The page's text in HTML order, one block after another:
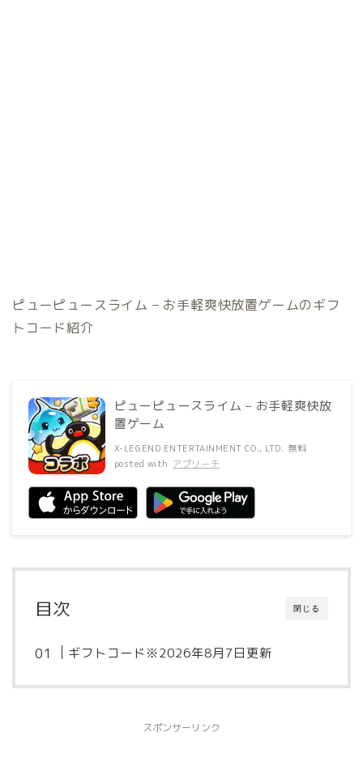
ピューピュースライム – お手軽爽快放置ゲームのギフ
トコード紹介
ピューピュースライム – お手軽爽快放
置ゲーム
X-LEGEND ENTERTAINMENT CO., LTD. 無料
posted with アプリーチ
閉じる
目次
ギフトコード※2026年8月7日更新
スポンサーリンク